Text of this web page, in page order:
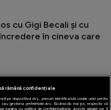
cu Gigi Becali și cu
în cineva care
rămână confidențiale
pe dispozitivul dvs., precum identificatorii cookie unici pentru
gestiona preferințele dvs. făcând clic mai jos, respectiv vă
pagina cu politica de confidențialitate. Aceste alegeri vor fi